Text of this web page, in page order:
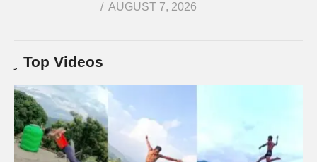
AUGUST 7, 2026
Top Videos